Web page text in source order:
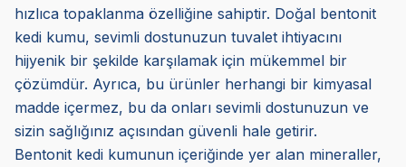
hızlıca topaklanma özelliğine sahiptir. Doğal bentonit
kedi kumu, sevimli dostunuzun tuvalet ihtiyacını
hijyenik bir şekilde karşılamak için mükemmel bir
çözümdür. Ayrıca, bu ürünler herhangi bir kimyasal
madde içermez, bu da onları sevimli dostunuzun ve
sizin sağlığınız açısından güvenli hale getirir.
Bentonit kedi kumunun içeriğinde yer alan mineraller,